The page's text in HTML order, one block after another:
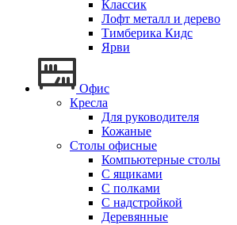
Классик
Лофт металл и дерево
Тимберика Кидс
Ярви
Офис
Кресла
Для руководителя
Кожаные
Столы офисные
Компьютерные столы
С ящиками
С полками
С надстройкой
Деревянные